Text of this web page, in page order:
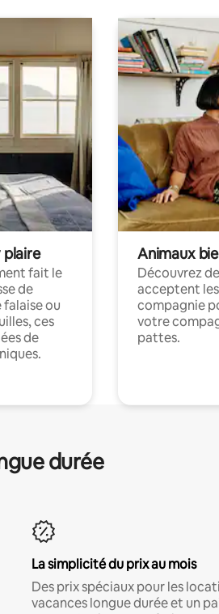
plaire
fait le
de
falaise ou
ces
de
Animaux
Découvrez
acceptent
compagnie
votre
pattes.
durée
La simplicité du prix au mois
Des prix spéciaux pour les
vacances longue durée et un